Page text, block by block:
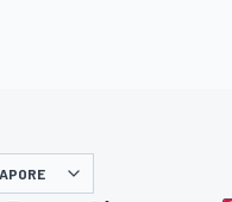
door